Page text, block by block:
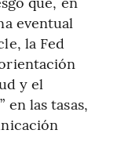
eventual
la Fed
y el
en las tasas,